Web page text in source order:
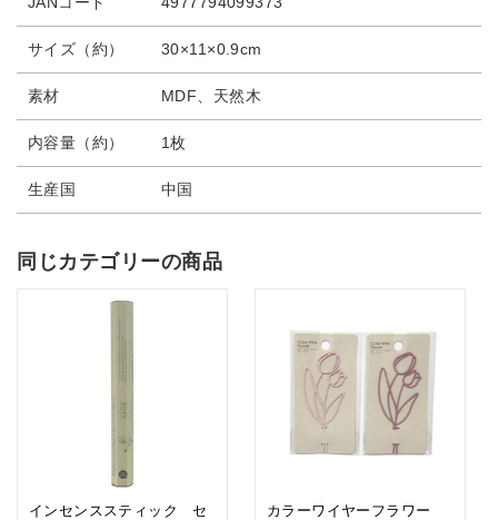
サイズ（約） 30×11×0.9cm
素材 MDF、天然木
内容量（約） 1枚
生産国 中国
同じカテゴリーの商品
インセンススティック セ
カラーワイヤーフラワー